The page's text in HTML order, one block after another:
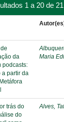
1 a 20 de 21
da
podcasts:
a partir da
Maria
trás do
do
Alves,